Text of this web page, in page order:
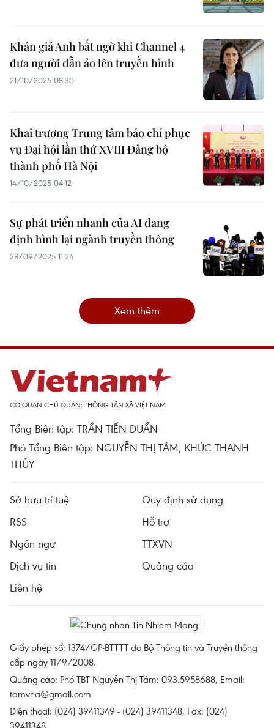
Khán giả Anh bất ngờ khi Channel 4
đưa người dẫn ảo lên truyền hình
21/10/2025 08:30
Khai trương Trung tâm báo chí phục
vụ Đại hội lần thứ XVIII Đảng bộ
thành phố Hà Nội
14/10/2025 04:12
Sự phát triển nhanh của AI đang
định hình lại ngành truyền thông
28/09/2025 11:24
Xem thêm
CƠ QUAN CHỦ QUẢN: THÔNG TẤN XÃ VIỆT NAM
Tổng Biên tập: TRẦN TIẾN DUẨN
Phó Tổng Biên tập: NGUYỄN THỊ TÁM, KHÚC THANH
THỦY
Sở hữu trí tuệ
Quy định sử dụng
RSS
Hỗ trợ
Ngôn ngữ
TTXVN
Dịch vụ tin
Quảng cáo
Liên hệ
Giấy phép số: 1374/GP-BTTTT do Bộ Thông tin và Truyền thông
cấp ngày 11/9/2008.
Quảng cáo: Phó TBT Nguyễn Thị Tám: 093.5958688, Email:
tamvna@gmail.com
Điện thoại: (024) 39411349 - (024) 39411348, Fax: (024)